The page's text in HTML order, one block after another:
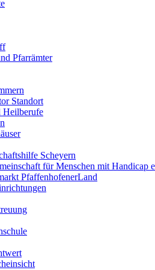
Pfarrämter
Standort
Heilberufe
Scheyern
für Menschen mit Handicap
PfaffenhofenerLand